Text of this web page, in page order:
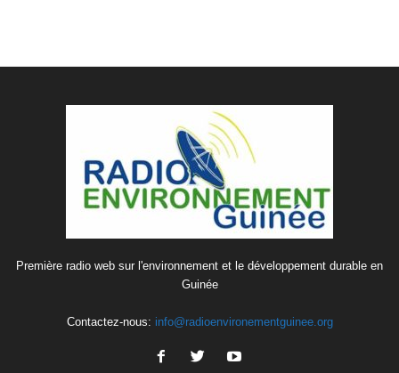
Première radio web sur l'environnement et le développement durable en
Guinée
Contactez-nous: info@radioenvironementguinee.org